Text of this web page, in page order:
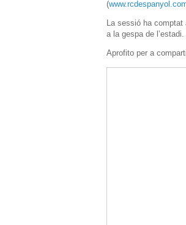
(
La sessió ha comptat
a la gespa de l’estadi.
Aprofito per a